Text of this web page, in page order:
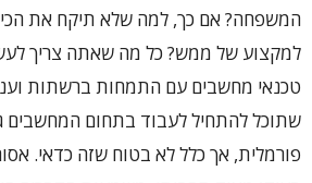
המשפחה? אם כך, למה שלא תיקח את
למקצוע של ממש? כל מה שאתה צריך
טכנאי מחשבים עם התמחות ברשתות וענן
שתוכל להתחיל לעבוד בתחום המחשבים
פורמלית, אך כלל לא בטוח שזה כדאי.